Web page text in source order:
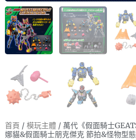
首頁 / 模玩主體 / 萬代《假面騎士
娜貓&假面騎士朋克傑克 節拍&怪物型